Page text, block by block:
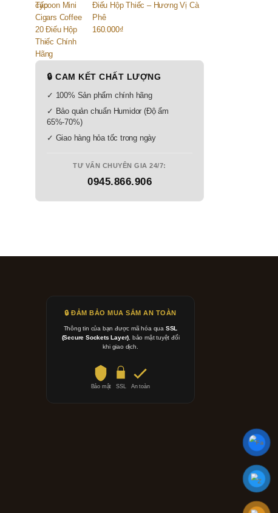
Điếu Hộp Thiếc – Hương Vị Cà
Phê
160.000₫
🔒 CAM KẾT CHẤT LƯỢNG
✓ 100% Sản phẩm chính hãng
✓ Bảo quản chuẩn Humidor (Độ ẩm
65%-70%)
✓ Giao hàng hỏa tốc trong ngày
TƯ VẤN CHUYÊN GIA 24/7:
0945.866.906
🔒 ĐẢM BẢO MUA SẮM AN TOÀN
Thông tin của bạn được mã hóa qua SSL
(Secure Sockets Layer) , bảo mật tuyệt đối
khi giao dịch.
Bảo mật SSL An toàn